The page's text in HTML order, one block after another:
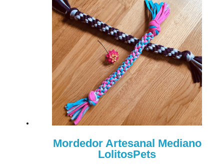
Mordedor Artesanal Mediano
LolitosPets